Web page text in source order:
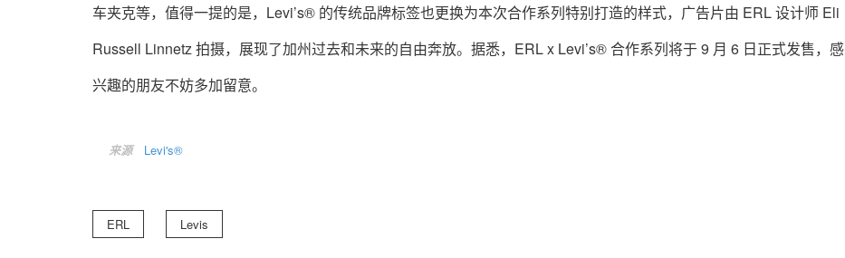
车夹克等，值得一提的是，Levi’s® 的传统品牌标签也更换为本次合作系列特别打造的样式，广告片由 ERL 设计师 Eli
Russell Linnetz 拍摄，展现了加州过去和未来的自由奔放。据悉，ERL x Levi’s® 合作系列将于 9 月 6 日正式发售，感
兴趣的朋友不妨多加留意。
来源 Levi's®
ERL Levis